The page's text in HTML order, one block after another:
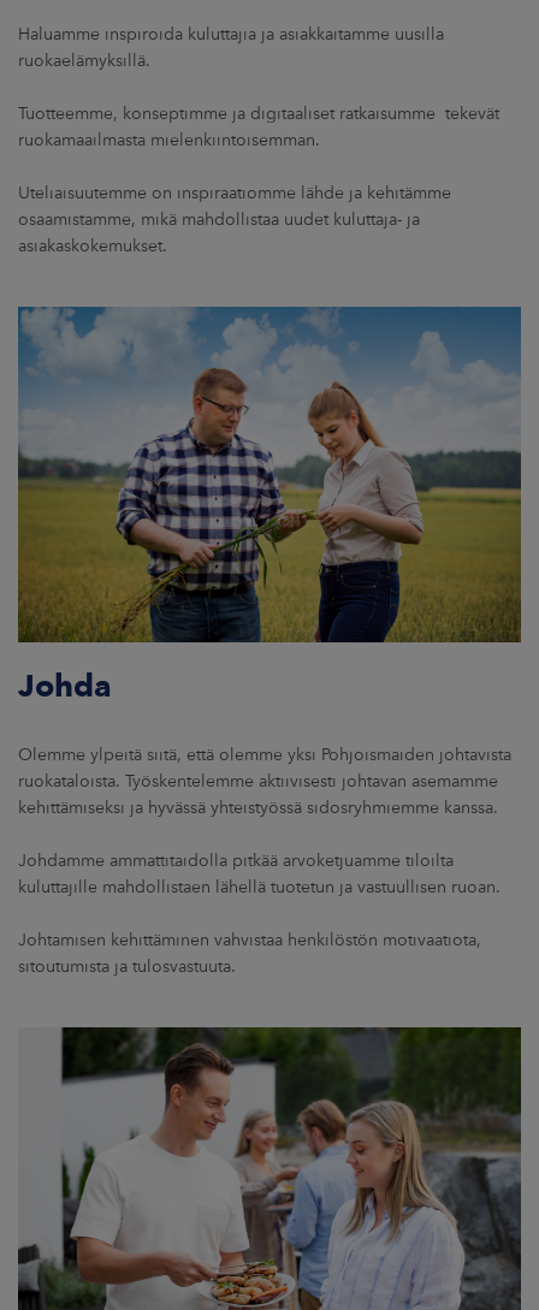
Haluamme inspiroida kuluttajia ja asiakkaitamme uusilla
ruokaelämyksillä.
Tuotteemme, konseptimme ja digitaaliset ratkaisumme tekevät
ruokamaailmasta mielenkiintoisemman.
Uteliaisuutemme on inspiraatiomme lähde ja kehitämme
osaamistamme, mikä mahdollistaa uudet kuluttaja- ja
asiakaskokemukset.
Johda
Olemme ylpeitä siitä, että olemme yksi Pohjoismaiden johtavista
ruokataloista. Työskentelemme aktiivisesti johtavan asemamme
kehittämiseksi ja hyvässä yhteistyössä sidosryhmiemme kanssa.
Johdamme ammattitaidolla pitkää arvoketjuamme tiloilta
kuluttajille mahdollistaen lähellä tuotetun ja vastuullisen ruoan.
Johtamisen kehittäminen vahvistaa henkilöstön motivaatiota,
sitoutumista ja tulosvastuuta.